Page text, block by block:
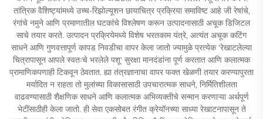
तांत्रिक वैशिष्ट्यांमध्ये उच्च-रिझोल्यूशन छायाचित्र प्रक्रिया समाविष्ट आहे जी रेषांचे,
रंगांचे नमुने आणि प्रमाणातील घटकांचे विश्लेषण करून उत्पादनासाठी अचूक डिजिटल
साचे तयार करते. उत्पादन प्रक्रियेमध्ये विशेष भरतकाम यंत्रे, अत्यंत अचूक कटिंग
साधने आणि गुणवत्तापूर्ण कापड निवडीचा वापर केला जातो ज्यामुळे प्रत्येक 'रेखाटलेल्या
चित्रापासून आपले स्वतःचे भरलेले पशू' सुरक्षा मानदंडांना पूर्ण करतात आणि कलात्मक
प्रामाणिकपणाही टिकवून ठेवतात. ह्या तंत्रज्ञानाचा वापर फक्त खेळणी तयार करण्यापुरता
मर्यादित न राहता तो मुलांच्या विकासासाठी उपचारात्मक साधने, निर्मितिशीलता
वाढवण्यासाठी शैक्षणिक साधने आणि कलात्मक अभिव्यक्तीचे सन्मान करणाऱ्या अर्थपूर्ण
भेटींसाठीही केला जातो. ही सेवा एकसोबत रंगीत क्रेयॉनच्या साध्या रेखाटनापासून ते